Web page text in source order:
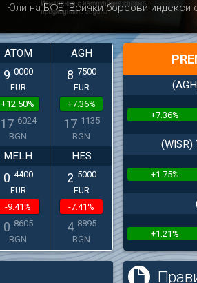
Юли на БФБ: Всички борсови индекси
ATOM
9 0000
EUR
+12.50%
17 6024
BGN
AGH
8 7500
EUR
+7.36%
17 1135
BGN
MELH
0 4400
EUR
-9.41%
0 8605
BGN
HES
2 5000
EUR
-7.41%
4 8895
BGN
+7.36%
+1.75%
+1.21%